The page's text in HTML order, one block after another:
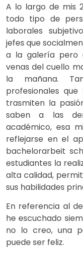
A lo largo de mis
todo tipo de
laborales
jefes que
a la galería pero
venas del cuello
la mañana.
profesionales
trasmiten la
saben a las
académico, esa
reflejarse en el
bachelorarbeit
estudiantes la
alta calidad,
sus habilidades
En referencia al
he escuchado
no lo creo, una
puede ser feliz.